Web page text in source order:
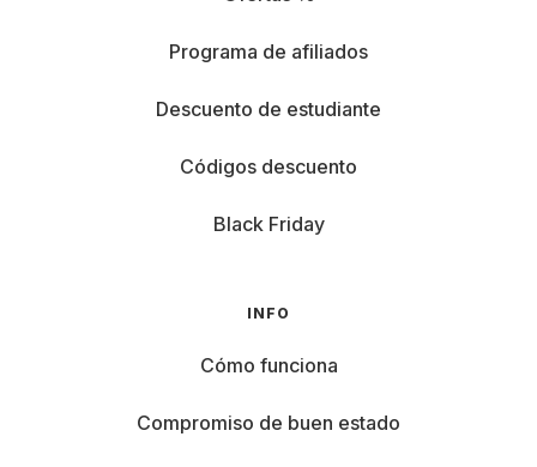
Programa de afiliados
Descuento de estudiante
Códigos descuento
Black Friday
INFO
Cómo funciona
Compromiso de buen estado